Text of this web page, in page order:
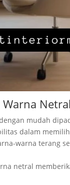
Netral
mudah
dalam
warna terang
netral